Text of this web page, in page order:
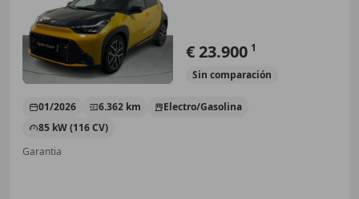
€ 23.900 1
Sin comparación
01/2026 6.362 km
Electro/Gasolina
85 kW (116 CV)
Garantia